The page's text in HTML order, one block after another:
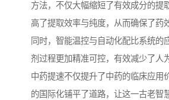
方法，不仅大幅缩短了有效成分的提
高了提取效率与纯度，从而确保了药
同时，智能温控与自动化配比系统的
剂过程更加精准可控，有效减少了人
中药提速不仅提升了中药的临床应用
的国际化铺平了道路，让这一古老智